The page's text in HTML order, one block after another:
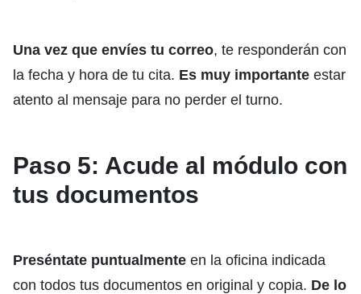
Una vez que envíes tu correo, te responderán con
la fecha y hora de tu cita. Es muy importante estar
atento al mensaje para no perder el turno.
Paso 5: Acude al módulo con
tus documentos
Preséntate puntualmente en la oficina indicada
con todos tus documentos en original y copia. De lo